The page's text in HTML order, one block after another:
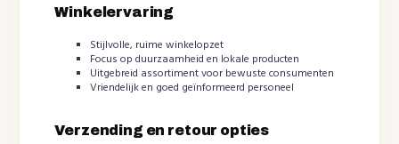
Winkelervaring
Stijlvolle, ruime winkelopzet
Focus op duurzaamheid en lokale producten
Uitgebreid assortiment voor bewuste consumenten
Vriendelijk en goed geïnformeerd personeel
Verzending en retour opties